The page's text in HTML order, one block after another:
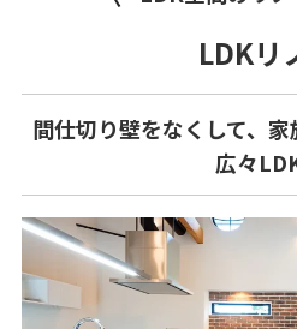
LDKリ
間仕切り壁をなくして、
広々